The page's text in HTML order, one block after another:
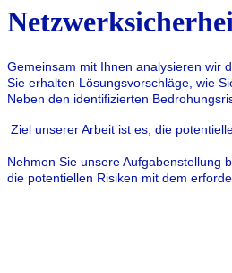
Gemeinsam mit Ihnen analysieren wir
Sie erhalten Lösungsvorschläge, wie
Neben den identifizierten
Ziel unserer Arbeit ist es, die
Nehmen Sie unsere Aufgabenstellung
die potentiellen Risiken mit dem